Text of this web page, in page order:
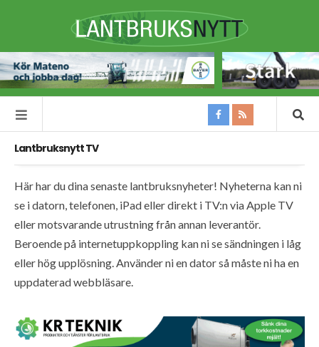
Lantbruksnytt TV
Här har du dina senaste lantbruksnyheter! Nyheterna kan ni
se i datorn, telefonen, iPad eller direkt i TV:n via Apple TV
eller motsvarande utrustning från annan leverantör.
Beroende på internetuppkoppling kan ni se sändningen i låg
eller hög upplösning. Använder ni en dator så måste ni ha en
uppdaterad webbläsare.